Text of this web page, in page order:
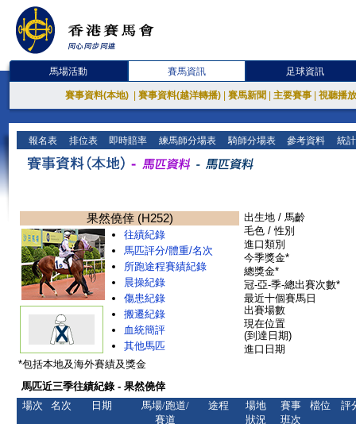
馬場活動 賽馬資訊 足球資訊
賽事資料(本地) 賽事資料(越洋轉播) 賽馬新聞 主要賽事 視聽播
報名表 排位表 即時賠率 練馬師分場表 騎師分場表 參考資料 統
果然僥倖 (H252)
往績紀錄
馬匹評分/體重/名次
所跑途程賽績紀錄
晨操紀錄
傷患紀錄
搬遷紀錄
血統簡評
其他馬匹
出生地 / 馬齡
毛色 / 性別
進口類別
今季獎金*
總獎金*
冠-亞-季-總出賽次數*
最近十個賽馬日
出賽場數
現在位置
(到達日期)
進口日期
*包括本地及海外賽績及獎金
馬匹近三季往績紀錄 - 果然僥倖
場次
名次 日期
馬場/跑道/
賽道
途程
場地
狀況
賽事
班次
檔位 評